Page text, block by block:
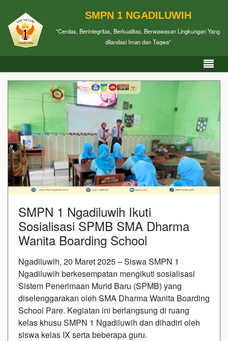
SMPN 1 NGADILUWIH
"Cerdas, Berintegritas, Berkualitas, Berwawasan Lingkungan Yang
dilandasi Iman dan Taqwa”
SMPN 1 Ngadiluwih Ikuti
Sosialisasi SPMB SMA Dharma
Wanita Boarding School
Ngadiluwih, 20 Maret 2025 – Siswa SMPN 1
Ngadiluwih berkesempatan mengikuti sosialisasi
Sistem Penerimaan Murid Baru (SPMB) yang
diselenggarakan oleh SMA Dharma Wanita Boarding
School Pare. Kegiatan ini berlangsung di ruang
kelas khusu SMPN 1 Ngadiluwih dan dihadiri oleh
siswa kelas IX serta beberapa guru.